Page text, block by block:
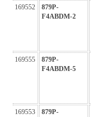
169552
879P-
F4ABDM-2
169555
879P-
F4ABDM-5
169553
879P-